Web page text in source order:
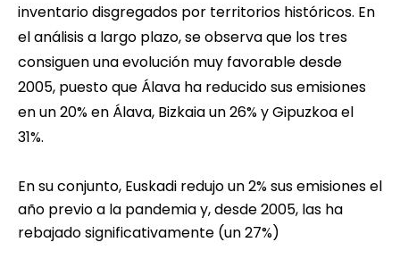
inventario disgregados por territorios históricos. En
el análisis a largo plazo, se observa que los tres
consiguen una evolución muy favorable desde
2005, puesto que Álava ha reducido sus emisiones
en un 20% en Álava, Bizkaia un 26% y Gipuzkoa el
31%.
En su conjunto, Euskadi redujo un 2% sus emisiones el
año previo a la pandemia y, desde 2005, las ha
rebajado significativamente (un 27%)